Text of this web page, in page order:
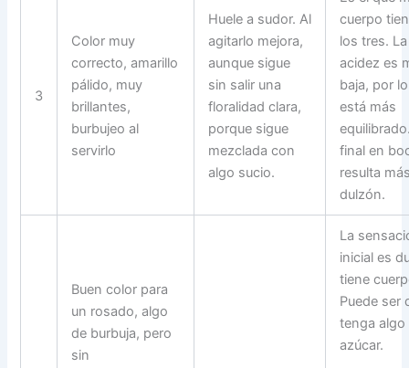
3
Color muy
correcto, amarillo
pálido, muy
brillantes,
burbujeo al
servirlo
Huele a sudor. Al
agitarlo mejora,
aunque sigue
sin salir una
floralidad clara,
porque sigue
mezclada con
algo sucio.
cuerpo
los tres. La
acidez es
baja, por
está más
final en
resulta
dulzón.
Buen color para
un rosado, algo
de burbuja, pero
sin
La
inicial es
tiene
Puede ser
tenga algo
azúcar.